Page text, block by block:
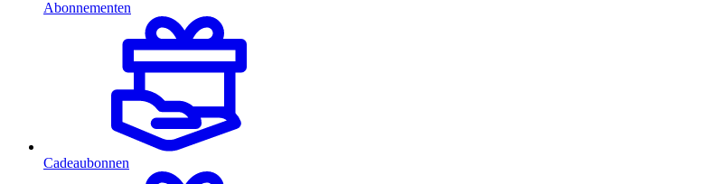
Abonnementen
Cadeaubonnen